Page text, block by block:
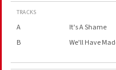
TRACKS
A
It's A Shame
B
We'll Have